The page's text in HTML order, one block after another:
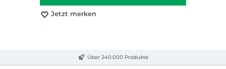
Jetzt merken
Über 240.000 Produkte